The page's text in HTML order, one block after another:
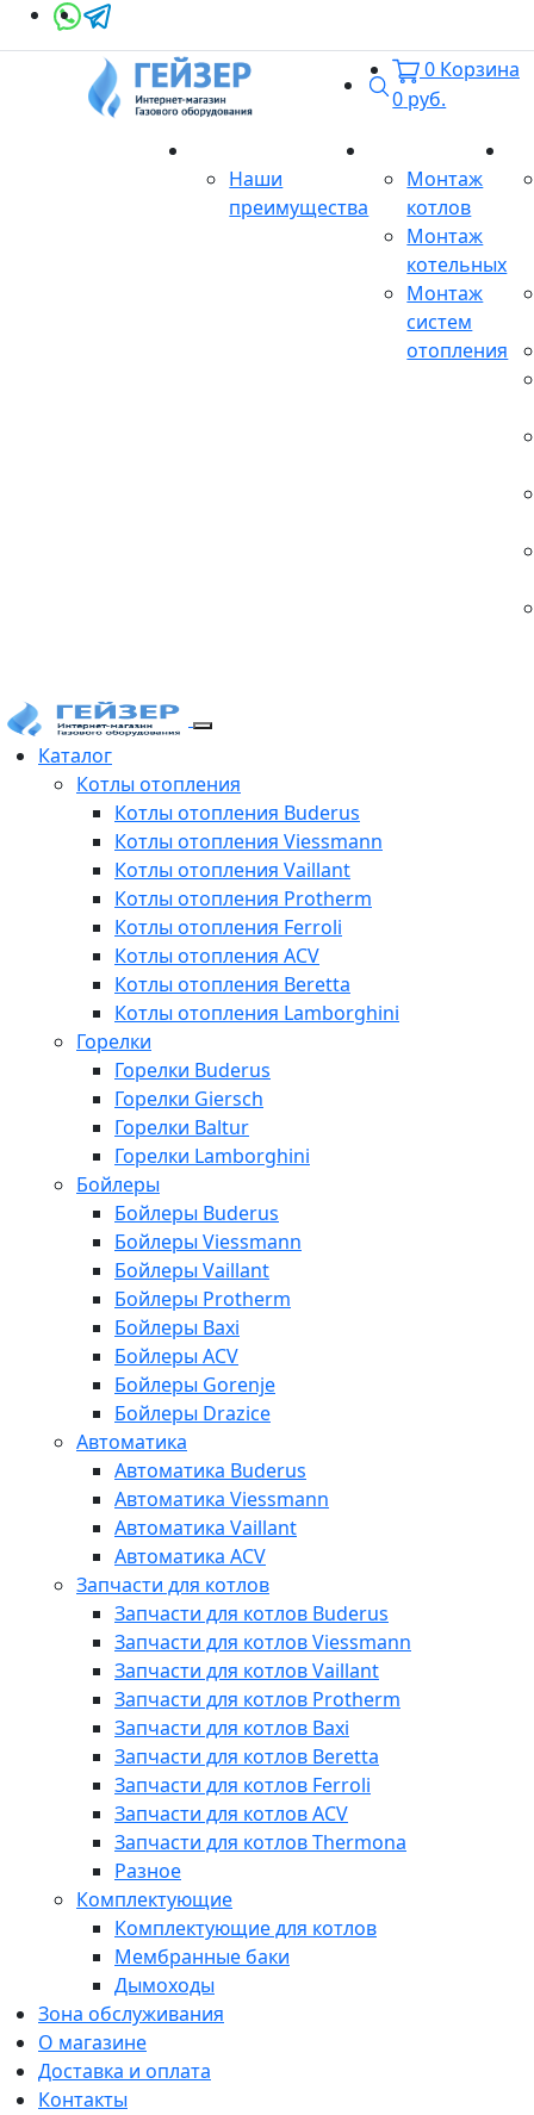
Поиск
0 Корзина
0 руб.
Наши
преимущества
Монтаж
котлов
Монтаж
котельных
Монтаж
систем
отопления
Каталог
Котлы отопления
Котлы отопления Buderus
Котлы отопления Viessmann
Котлы отопления Vaillant
Котлы отопления Protherm
Котлы отопления Ferroli
Котлы отопления ACV
Котлы отопления Beretta
Котлы отопления Lamborghini
Горелки
Горелки Buderus
Горелки Giersch
Горелки Baltur
Горелки Lamborghini
Бойлеры
Бойлеры Buderus
Бойлеры Viessmann
Бойлеры Vaillant
Бойлеры Protherm
Бойлеры Baxi
Бойлеры ACV
Бойлеры Gorenje
Бойлеры Drazice
Автоматика
Автоматика Buderus
Автоматика Viessmann
Автоматика Vaillant
Автоматика ACV
Запчасти для котлов
Запчасти для котлов Buderus
Запчасти для котлов Viessmann
Запчасти для котлов Vaillant
Запчасти для котлов Protherm
Запчасти для котлов Baxi
Запчасти для котлов Beretta
Запчасти для котлов Ferroli
Запчасти для котлов ACV
Запчасти для котлов Thermona
Разное
Комплектующие
Комплектующие для котлов
Мембранные баки
Дымоходы
Зона обслуживания
О магазине
Доставка и оплата
Контакты